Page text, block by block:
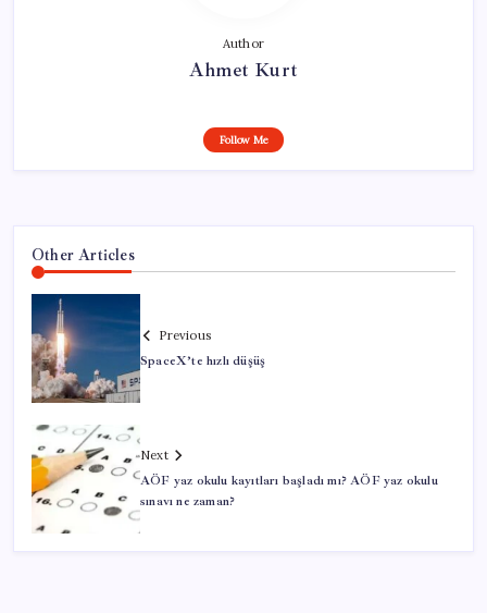
Author
Ahmet Kurt
Follow Me
Other Articles
Previous
SpaceX’te hızlı düşüş
Next
AÖF yaz okulu kayıtları başladı mı? AÖF yaz okulu
sınavı ne zaman?